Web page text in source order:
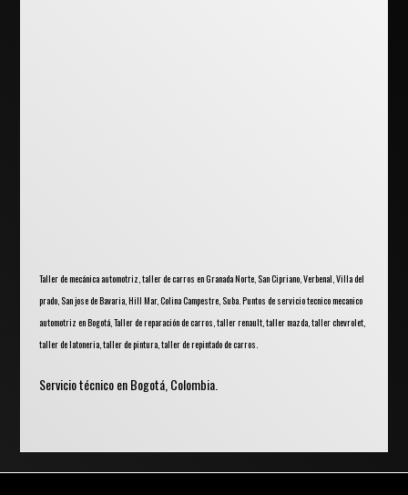
Taller de mecánica automotriz, taller de carros en Granada Norte, San Cipriano, Verbenal, Villa del
prado, San jose de Bavaria, Hill Mar, Colina Campestre, Suba. Puntos de servicio tecnico mecanico
automotriz en Bogotá, Taller de reparación de carros, taller renault, taller mazda, taller chevrolet,
taller de latoneria, taller de pintura, taller de repintado de carros.
Servicio técnico en Bogotá, Colombia.